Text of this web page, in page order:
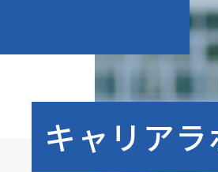
キャリア